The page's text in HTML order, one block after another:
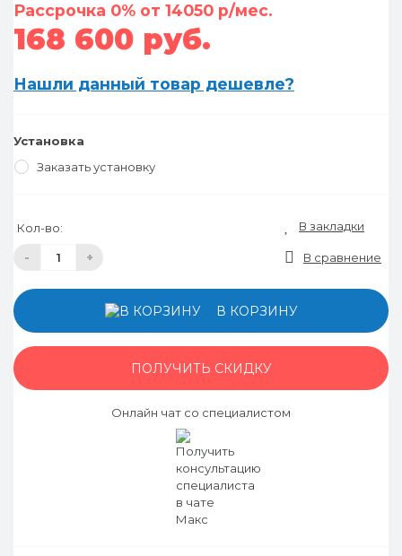
Рассрочка 0% от 14050 р/мес.
168 600 руб.
Нашли данный товар дешевле?
Установка
Заказать установку
Кол-во:
- +
В закладки
В сравнение
В КОРЗИНУ
ПОЛУЧИТЬ СКИДКУ
Онлайн чат со специалистом